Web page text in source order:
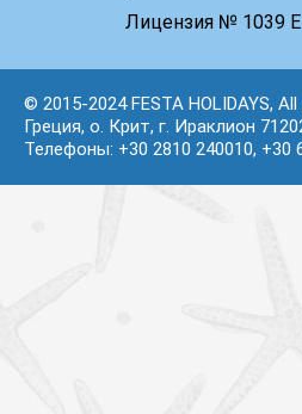
Лицензия № 1039 Е
© 2015-2024 FESTA HOLIDAYS,
Греция, о. Крит, г. Ираклион
Телефоны: +30 2810 240010, +30